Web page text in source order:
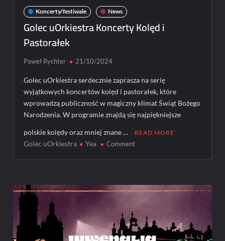
Koncerty/festiwale News
Golec uOrkiestra Koncerty Kolęd i
Pastorałek
Paweł Rychter 21/10/2024
Golec uOrkiestra serdecznie zaprasza na serię
wyjątkowych koncertów kolęd i pastorałek, które
wprowadzą publiczność w magiczny klimat Świąt Bożego
Narodzenia. W programie znajdą się najpiękniejsze
polskie kolędy oraz mniej znane … READ MORE
Golec uOrkiestra Yea Commenton
Kolęd
Pastorałek